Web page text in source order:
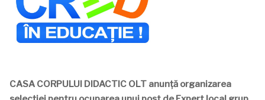
CASA CORPULUI DIDACTIC OLT anunță organizarea